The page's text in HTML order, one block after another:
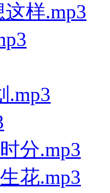
样.mp3
.mp3
分.mp3
花.mp3